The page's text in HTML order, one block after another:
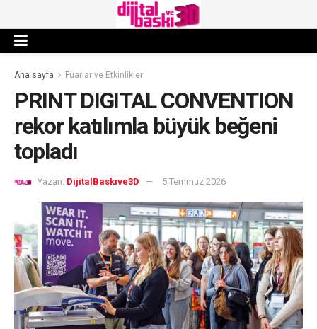
Ana sayfa Fuarlar ve Etkinlikler
PRINT DIGITAL CONVENTION
rekor katılımla büyük beğeni
topladı
Yazan: DijitalBaskıve3D 5 Temmuz 2026